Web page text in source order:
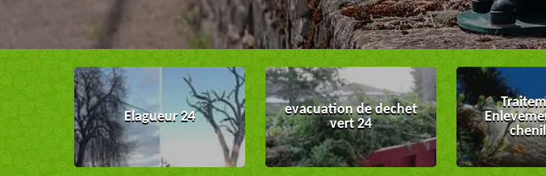
Elagueur 24
evacuation de dechet
vert 24